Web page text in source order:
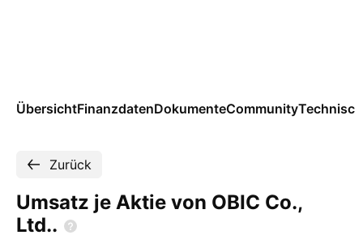
ÜbersichtFinanzdatenDokumenteCommunity
Zurück
Umsatz je Aktie von OBIC Co.,
Ltd..